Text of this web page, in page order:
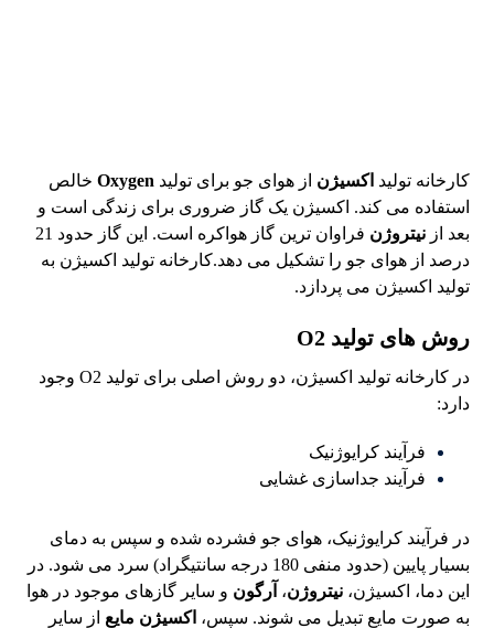
کارخانه تولید اکسیژن از هوای جو برای تولید Oxygen خالص
استفاده می کند. اکسیژن یک گاز ضروری برای زندگی است و
بعد ازنیتروژن
فراوان ترین گاز هواکره است. این گاز حدود 21
درصد از هوای جو را تشکیل می دهد.کارخانه تولید اکسیژن به
تولید اکسیژن می پردازد.
روش های تولید O2
در کارخانه تولید اکسیژن، دو روش اصلی برای تولید O2 وجود
دارد:
فرآیند کرایوژنیک
فرآیند جداسازی غشایی
در فرآیند کرایوژنیک، هوای جو فشرده شده و سپس به دمای
بسیار پایین (حدود منفی 180 درجه سانتیگراد) سرد می شود. در
این دما، اکسیژن،نیتروژن، آرگون و سایر گازهای موجود در هوا
به صورت مایع تبدیل می شوند. سپس، اکسیژن مایع از سایر